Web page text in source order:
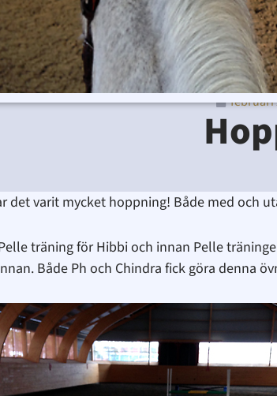
Ditte Lindbom
februari
det varit mycket hoppning! Både med och
träning för Hibbi och innan Pelle
Både Ph och Chindra fick göra denna